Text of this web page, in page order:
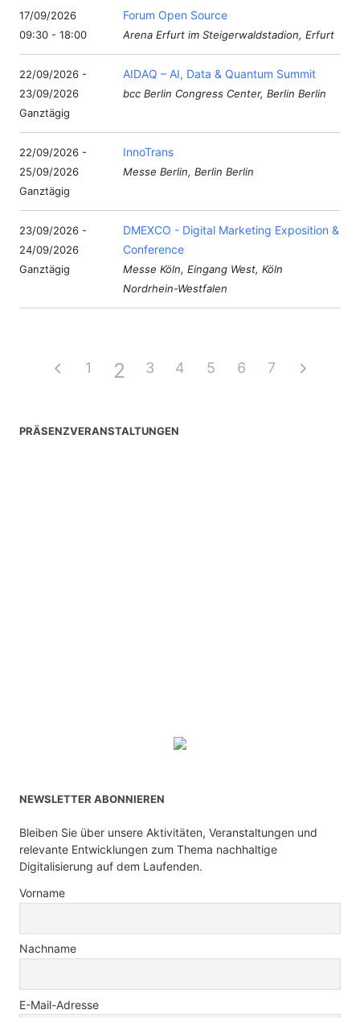
17/09/2026
09:30 - 18:00
Forum Open Source
Arena Erfurt im Steigerwaldstadion, Erfurt
22/09/2026 -
23/09/2026
Ganztägig
AIDAQ – AI, Data & Quantum Summit
bcc Berlin Congress Center, Berlin Berlin
22/09/2026 -
25/09/2026
Ganztägig
InnoTrans
Messe Berlin, Berlin Berlin
23/09/2026 -
24/09/2026
Ganztägig
DMEXCO - Digital Marketing Exposition &
Conference
Messe Köln, Eingang West, Köln
Nordrhein-Westfalen
1 2 3 4 5 6 7
PRÄSENZVERANSTALTUNGEN
NEWSLETTER ABONNIEREN
Bleiben Sie über unsere Aktivitäten, Veranstaltungen und
relevante Entwicklungen zum Thema nachhaltige
Digitalisierung auf dem Laufenden.
Vorname
Nachname
E-Mail-Adresse